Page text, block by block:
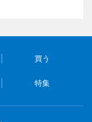
買う
特集